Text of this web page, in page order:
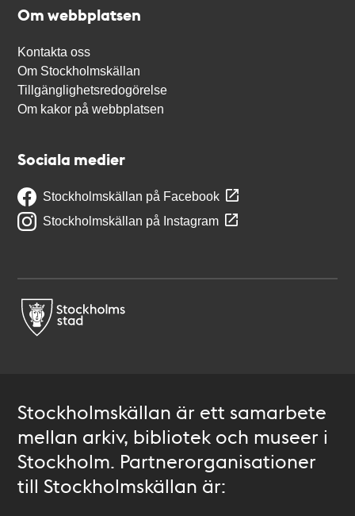
Om webbplatsen
Kontakta oss
Om Stockholmskällan
Tillgänglighetsredogörelse
Om kakor på webbplatsen
Sociala medier
Stockholmskällan på Facebook
Stockholmskällan på Instagram
Stockholmskällan är ett samarbete
mellan arkiv, bibliotek och museer i
Stockholm. Partnerorganisationer
till Stockholmskällan är: